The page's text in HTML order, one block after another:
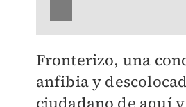
Fronterizo, una
anfibia y